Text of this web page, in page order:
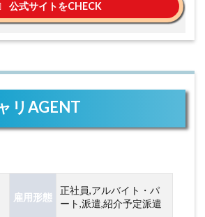
公式サイトをCHECK
リAGENT
雇用形態
正社員,アルバイト・パ
ート,派遣,紹介予定派遣